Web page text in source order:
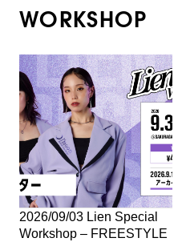
WORKSHOP
2026/09/03 Lien Special
Workshop – FREESTYLE